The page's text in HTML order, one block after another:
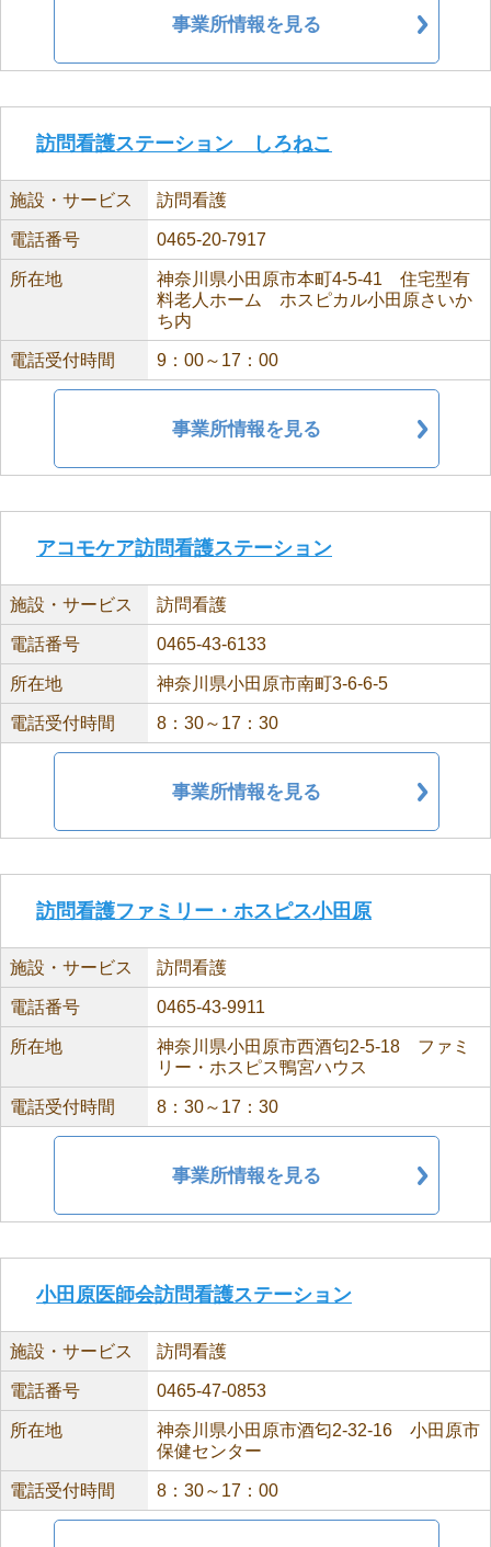
事業所情報を見る
訪問看護ステーション しろねこ
施設・サービス 訪問看護
電話番号 0465-20-7917
所在地
神奈川県小田原市本町4-5-41 住宅型有
料老人ホーム ホスピカル小田原さいか
ち内
電話受付時間 9：00～17：00
事業所情報を見る
アコモケア訪問看護ステーション
施設・サービス 訪問看護
電話番号 0465-43-6133
所在地 神奈川県小田原市南町3-6-6-5
電話受付時間 8：30～17：30
事業所情報を見る
訪問看護ファミリー・ホスピス小田原
施設・サービス 訪問看護
電話番号 0465-43-9911
所在地
神奈川県小田原市西酒匂2-5-18 ファミ
リー・ホスピス鴨宮ハウス
電話受付時間 8：30～17：30
事業所情報を見る
小田原医師会訪問看護ステーション
施設・サービス 訪問看護
電話番号 0465-47-0853
所在地
神奈川県小田原市酒匂2-32-16 小田原市
保健センター
電話受付時間 8：30～17：00